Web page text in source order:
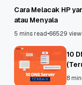
Cara Melacak HP
atau Menyala
5 mins read•66529
10
8